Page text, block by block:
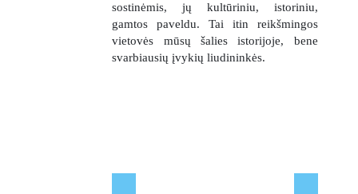
sostinėmis, jų kultūriniu, istoriniu,
gamtos paveldu. Tai itin reikšmingos
vietovės mūsų šalies istorijoje, bene
svarbiausių įvykių liudininkės.